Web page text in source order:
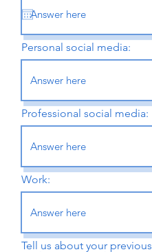
u
r
e
d
Personal social media:
Professional social media:
Work:
Tell us about your previous